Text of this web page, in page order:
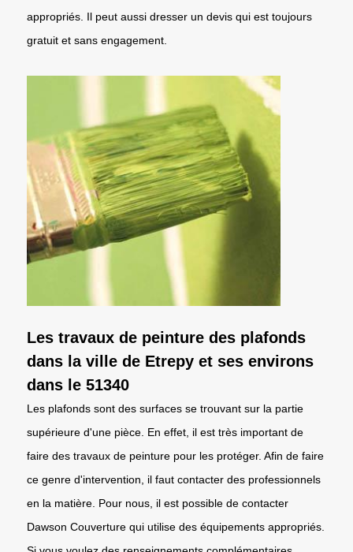
appropriés. Il peut aussi dresser un devis qui est toujours
gratuit et sans engagement.
Les travaux de peinture des plafonds
dans la ville de Etrepy et ses environs
dans le 51340
Les plafonds sont des surfaces se trouvant sur la partie
supérieure d'une pièce. En effet, il est très important de
faire des travaux de peinture pour les protéger. Afin de faire
ce genre d'intervention, il faut contacter des professionnels
en la matière. Pour nous, il est possible de contacter
Dawson Couverture qui utilise des équipements appropriés.